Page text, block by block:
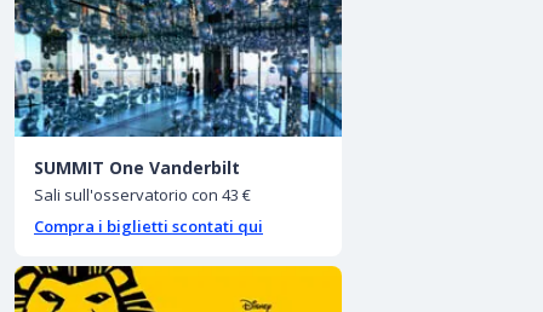
SUMMIT One Vanderbilt
Sali sull'osservatorio con 43 €
Compra i biglietti scontati qui